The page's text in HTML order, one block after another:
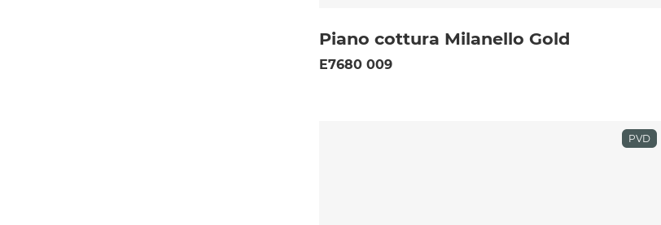
Piano cottura Milanello Gold
E7680 009
PVD